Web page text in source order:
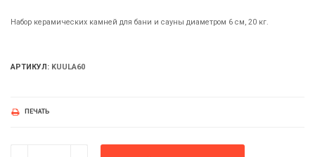
Набор керамических камней для бани и сауны диаметром 6 см, 20 кг.
АРТИКУЛ: KUULA60
ПЕЧАТЬ